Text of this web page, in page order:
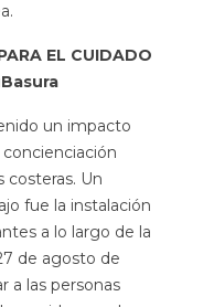
EL CUIDADO
un impacto
costeras. Un
fue la instalación
a lo largo de la
de agosto de
a las personas